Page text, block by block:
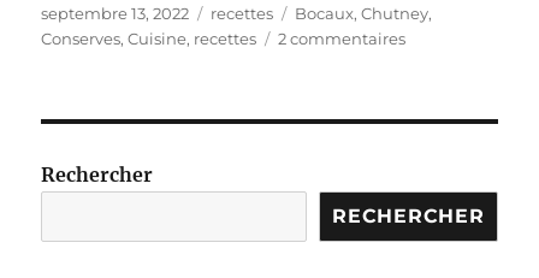
Publié
le
septembre 13, 2022 Catégories
recettes Étiquettes
Bocaux,Chutney,
Conserves,Cuisine, recettes 2 commentairessur
Rechercher
RECHERCHER